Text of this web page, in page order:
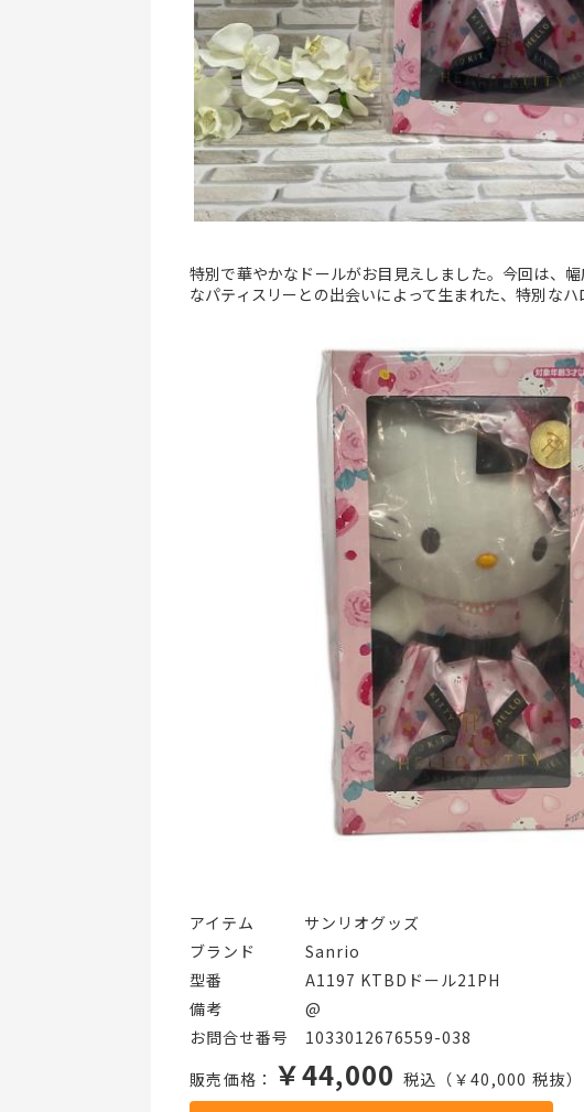
特別で華やかなドールがお目見えしました。今回は、
なパティスリーとの出会いによって生まれた、特別なハ
アイテム   サンリオグッズ
ブランド   Sanrio
型番     A1197 KTBDドール21PH
備考     @
お問合せ番号 1033012676559-038
販売価格： ￥44,000 税込（￥40,000 税抜）